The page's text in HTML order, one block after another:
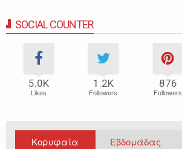
SOCIAL COUNTER
5.0Κ
Likes
1.2Κ
Followers
876
Followers
Κορυφαία Εβδομάδας